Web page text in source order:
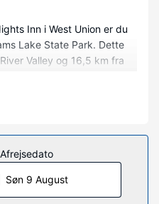
Inn i West Union er du
Lake State Park. Dette
Valley og 16,5 km fra
og smart-tv. Med gratis
og kabelkanaler
har en
og hårtørrer. Faciliteter
og rengøring
Afrejsedato
Søn 9 August